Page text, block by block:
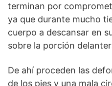
terminan por
ya que durante mucho
cuerpo a descansar en
sobre la porción
De ahí proceden las
de los pies y una mala